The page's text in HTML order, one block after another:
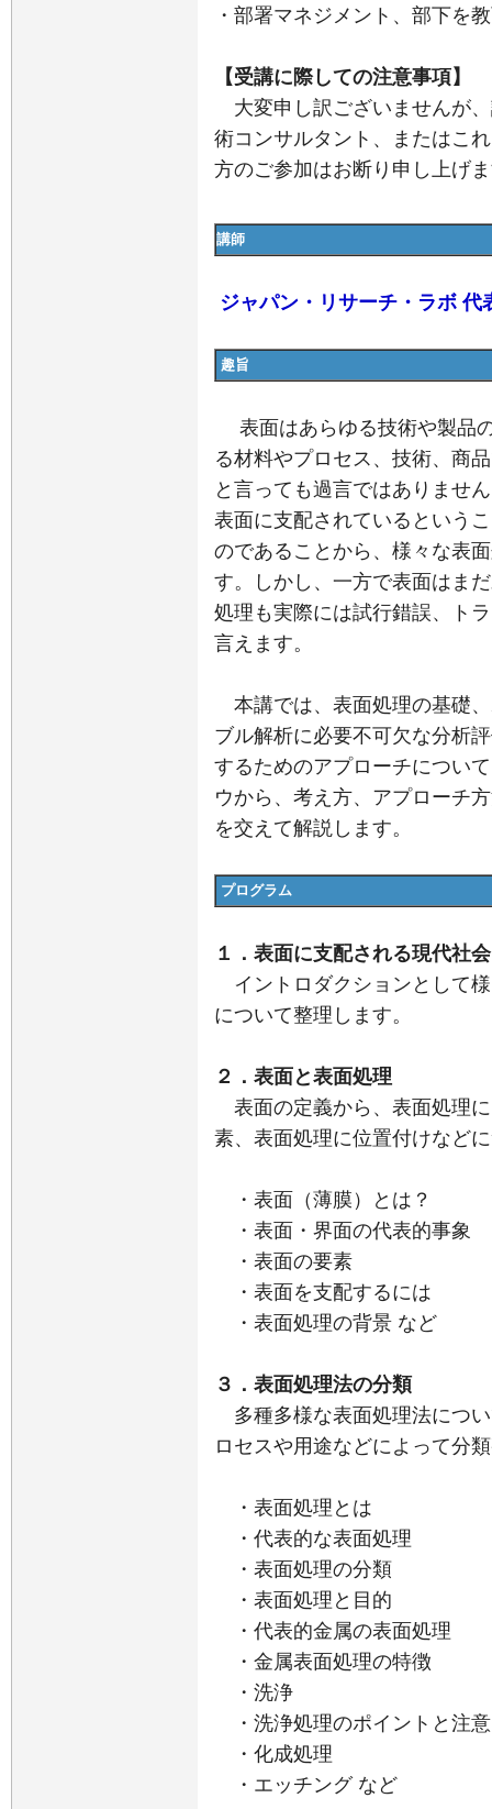
・部署マネジメント、部下を
【受講に際しての注意事項】
大変申し訳ございませんが
術コンサルタント、またはこ
方のご参加はお断り申し上げ
講師
ジャパン・リサーチ・ラボ
趣旨
表面はあらゆる技術や製品
る材料やプロセス、技術、商
と言っても過言ではありませ
表面に支配されているという
のであることから、様々な表
す。しかし、一方で表面はま
処理も実際には試行錯誤、ト
言えます。
本講では、表面処理の基礎
ブル解析に必要不可欠な分析
するためのアプローチについ
ウから、考え方、アプローチ
を交えて解説します。
プログラム
１．表面に支配される現代社会
イントロダクションとして
について整理します。
２．表面と表面処理
表面の定義から、表面処理
素、表面処理に位置付けなど
・表面（薄膜）とは？
・表面・界面の代表的事象
・表面の要素
・表面を支配するには
・表面処理の背景 など
３．表面処理法の分類
多種多様な表面処理法につ
ロセスや用途などによって分
・表面処理とは
・代表的な表面処理
・表面処理の分類
・表面処理と目的
・代表的金属の表面処理
・金属表面処理の特徴
・洗浄
・洗浄処理のポイントと注
・化成処理
・エッチング など